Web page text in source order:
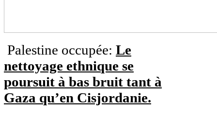
Palestine occupée: Le
nettoyage ethnique se
poursuit à bas bruit tant à
Gaza qu’en Cisjordanie.